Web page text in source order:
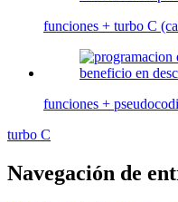
funciones + turbo C
funciones +
turbo C
Navegación de